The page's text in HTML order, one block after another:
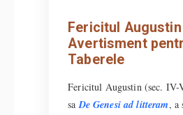
Fericitul Augustin
Avertisment
Taberele
Fericitul Augustin (sec. IV-
saDe Genesi ad litteram, a